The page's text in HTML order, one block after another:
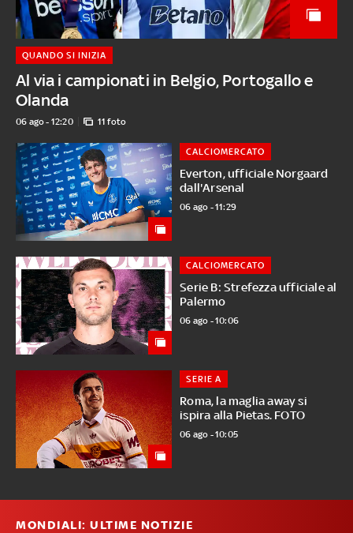
Al via i campionati in Belgio, Portogallo e
Olanda
QUANDO SI INIZIA
06 ago - 12:20 11 foto
Everton, ufficiale Norgaard
dall'Arsenal
CALCIOMERCATO
06 ago - 11:29
Serie B: Strefezza ufficiale al
Palermo
CALCIOMERCATO
06 ago - 10:06
Roma, la maglia away si
ispira alla Pietas. FOTO
SERIE A
06 ago - 10:05
MONDIALI: ULTIME NOTIZIE